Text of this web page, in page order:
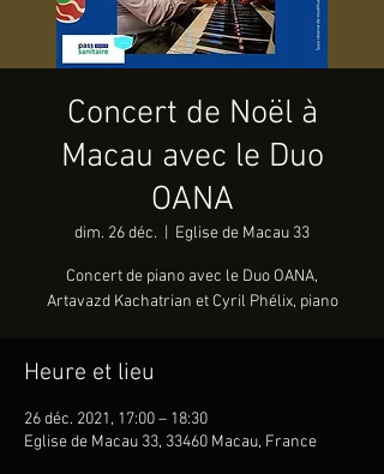
Concert de Noël à
Macau avec le Duo
OANA
dim. 26 déc. Eglise de Macau 33
Concert de piano avec le Duo OANA,
Artavazd Kachatrian et Cyril Phélix, piano
Heure et lieu
26 déc. 2021, 17:00 – 18:30
Eglise de Macau 33, 33460 Macau, France